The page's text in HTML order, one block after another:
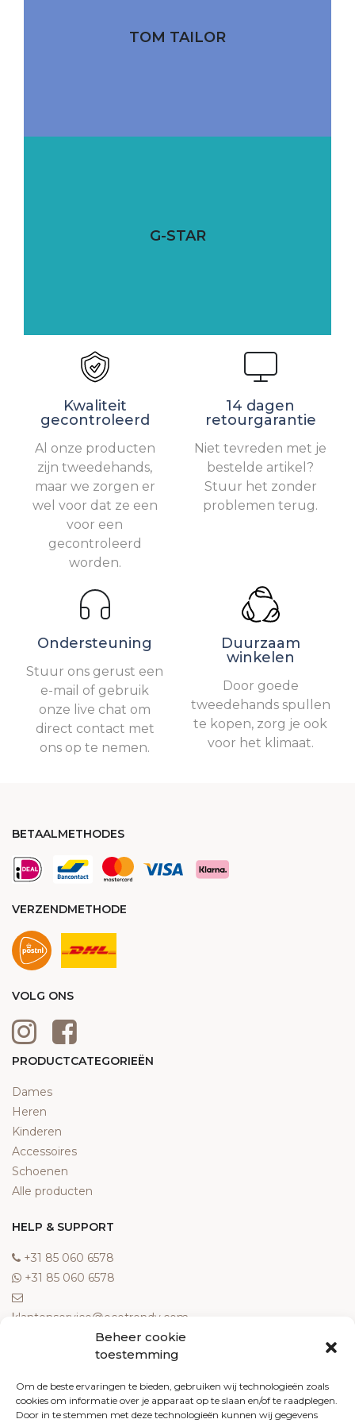
Beheer cookie
toestemming
Om de beste ervaringen te bieden, gebruiken wij technologieën zoals
cookies om informatie over je apparaat op te slaan en/of te raadplegen.
Door in te stemmen met deze technologieën kunnen wij gegevens
TOM TAILOR
G-STAR
Kwaliteit
gecontroleerd
Al onze producten
zijn tweedehands,
maar we zorgen er
wel voor dat ze een
voor een
gecontroleerd
worden.
14 dagen
retourgarantie
Niet tevreden met je
bestelde artikel?
Stuur het zonder
problemen terug.
Ondersteuning
Stuur ons gerust een
e-mail of gebruik
onze live chat om
direct contact met
ons op te nemen.
Duurzaam
winkelen
Door goede
tweedehands spullen
te kopen, zorg je ook
voor het klimaat.
BETAALMETHODES
VERZENDMETHODE
VOLG ONS
PRODUCTCATEGORIEËN
Dames
Heren
Kinderen
Accessoires
Schoenen
Alle producten
HELP & SUPPORT
‎+31 85 060 6578
‎+31 85 060 6578
klantenservice@ecotrendy.com
Meest gestelde vragen
Contact